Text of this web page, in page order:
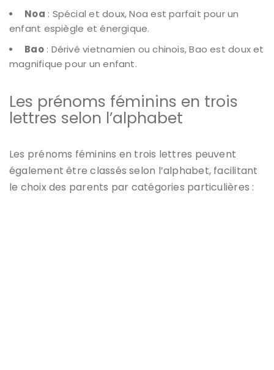
Noa : Spécial et doux, Noa est parfait pour un
enfant espiègle et énergique.
Bao: Dérivé vietnamien ou chinois, Bao est doux et
magnifique pour un enfant.
Les prénoms féminins en trois
lettres selon l’alphabet
Les prénoms féminins en trois lettres peuvent
également être classés selon l’alphabet, facilitant
le choix des parents par catégories particulières :